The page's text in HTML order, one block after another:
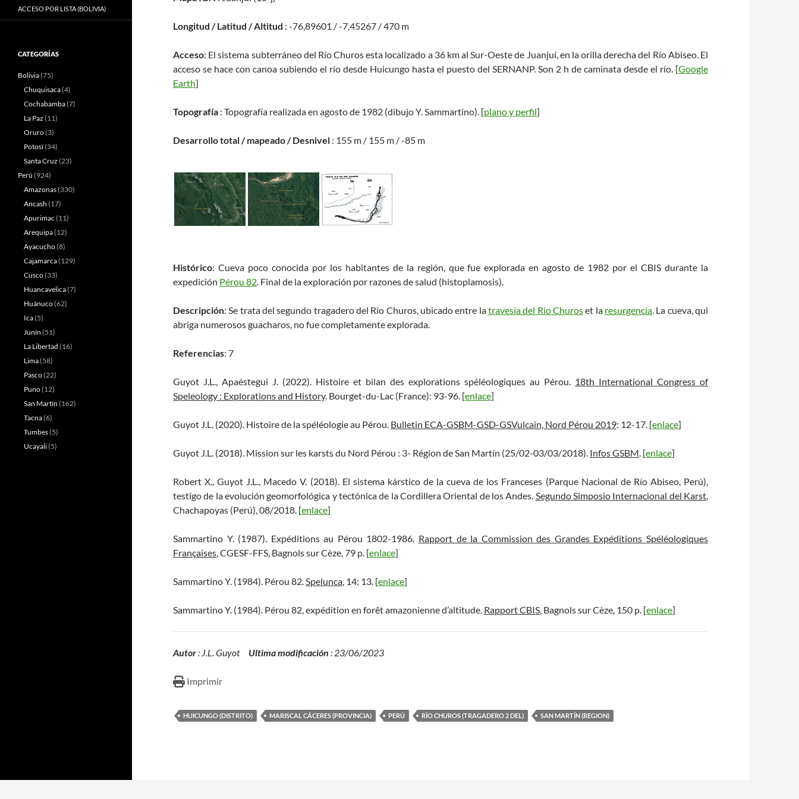
Longitud / Latitud / Altitud : -76,89601 / -7,45267 / 470 m
Acceso: El sistema subterráneo del Río Churos esta localizado a 36 km al Sur-Oeste de Juanjuí, en la orilla derecha del Río Abiseo. El
acceso se hace con canoa subiendo el río desde Huicungo hasta el puesto del SERNANP. Son 2 h de caminata desde el río. [Google
Earth]
Topografía : Topografía realizada en agosto de 1982 (dibujo Y. Sammartino). [plano y perfil]
Desarrollo total / mapeado / Desnivel : 155 m / 155 m / -85 m
Histórico: Cueva poco conocida por los habitantes de la región, que fue explorada en agosto de 1982 por el CBIS durante la
expedición Pérou 82. Final de la exploración por razones de salud (histoplamosis).
Descripción: Se trata del segundo tragadero del Río Churos, ubicado entre latravesía del Río Churoset la resurgencia. La cueva, qui
abriga numerosos guacharos, no fue completamente explorada.
Referencias: 7
Guyot J.L., Apaéstegui J. (2022). Histoire et bilan des explorations spéléologiques au Pérou. 18th International Congress of
Speleology : Explorations and History. Bourget-du-Lac (France): 93-96. [enlace]
Guyot J.L. (2020). Histoire de la spéléologie au Pérou. Bulletin ECA-GSBM-GSD-GSVulcain, Nord Pérou 2019: 12-17. [enlace]
Guyot J.L. (2018). Mission sur les karsts du Nord Pérou : 3- Région de San Martín (25/02-03/03/2018). Infos GSBM. [enlace]
Robert X., Guyot J.L., Macedo V. (2018). El sistema kárstico de la cueva de los Franceses (Parque Nacional de Río Abiseo, Perú),
testigo de la evolución geomorfológica y tectónica de la Cordillera Oriental de los Andes. Segundo Simposio Internacional del Karst,
Chachapoyas (Perú), 08/2018. [enlace]
Sammartino Y. (1987). Expéditions au Pérou 1802-1986. Rapport de la Commission des Grandes Expéditions Spéléologiques
Françaises, CGESF-FFS, Bagnols sur Cèze, 79 p. [enlace]
Sammartino Y. (1984). Pérou 82.Spelunca, 14: 13. [enlace]
Sammartino Y. (1984). Pérou 82, expédition en forêt amazonienne d’altitude. Rapport CBIS, Bagnols sur Cèze, 150 p. [enlace]
Autor: J.L. Guyot Ultima modificación : 23/06/2023
Imprimir
HUICUNGO (DISTRITO) MARISCAL CÁCERES (PROVINCIA) PERÚ RÍO CHUROS (TRAGADERO 2 DEL) SAN MARTÍN (REGION)
ACCESO POR LISTA (BOLIVIA)
CATEGORÍAS
Bolivia(75)
Chuquisaca(4)
Cochabamba(7)
La Paz (11)
Oruro(3)
Potosí(34)
Santa Cruz (23)
Perú (924)
Amazonas(330)
Ancash (17)
Apurimac (11)
Arequipa(12)
Ayacucho(8)
Cajamarca(129)
Cusco(33)
Huancavelica(7)
Huánuco(62)
Ica(5)
Junín (51)
La Libertad (16)
Lima(58)
Pasco(22)
Puno(12)
San Martín (162)
Tacna(6)
Tumbes(5)
Ucayali(5)